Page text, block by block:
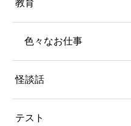
教育
色々なお仕事
怪談話
テスト